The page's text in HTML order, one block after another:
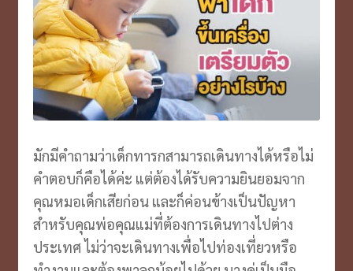
บินตรงเชียงใหม่
ประกันเ/ไวไฟ/เล้านจ์
รีวิว
child
child
มักมีคำถามว่าเด็กทารกสามารถเดินทางได้หรือไม่
คำตอบก็คือได้ค่ะ แต่ต้องได้รับความยินยอมจาก
คุณหมอเด็กเสียก่อน และก็ค่อนข้างเป็นปัญหา
สำหรับคุณพ่อคุณแม่ที่ต้องการเดินทางไปต่าง
ประเทศ ไม่ว่าจะเดินทางเพื่อไปท่องเที่ยวหรือ